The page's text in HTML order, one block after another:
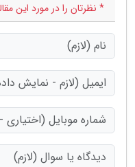
* نظرتان را در مورد این